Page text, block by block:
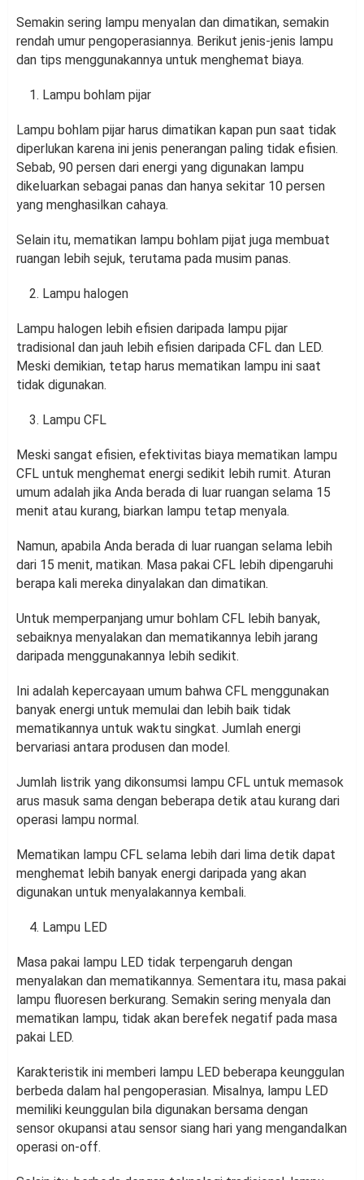
Semakin sering lampu menyalan dan dimatikan, semakin
rendah umur pengoperasiannya. Berikut jenis-jenis lampu
dan tips menggunakannya untuk menghemat biaya.
Lampu bohlam pijar
Lampu bohlam pijar harus dimatikan kapan pun saat tidak
diperlukan karena ini jenis penerangan paling tidak efisien.
Sebab, 90 persen dari energi yang digunakan lampu
dikeluarkan sebagai panas dan hanya sekitar 10 persen
yang menghasilkan cahaya.
Selain itu, mematikan lampu bohlam pijat juga membuat
ruangan lebih sejuk, terutama pada musim panas.
Lampu halogen
Lampu halogen lebih efisien daripada lampu pijar
tradisional dan jauh lebih efisien daripada CFL dan LED.
Meski demikian, tetap harus mematikan lampu ini saat
tidak digunakan.
Lampu CFL
Meski sangat efisien, efektivitas biaya mematikan lampu
CFL untuk menghemat energi sedikit lebih rumit. Aturan
umum adalah jika Anda berada di luar ruangan selama 15
menit atau kurang, biarkan lampu tetap menyala.
Namun, apabila Anda berada di luar ruangan selama lebih
dari 15 menit, matikan. Masa pakai CFL lebih dipengaruhi
berapa kali mereka dinyalakan dan dimatikan.
Untuk memperpanjang umur bohlam CFL lebih banyak,
sebaiknya menyalakan dan mematikannya lebih jarang
daripada menggunakannya lebih sedikit.
Ini adalah kepercayaan umum bahwa CFL menggunakan
banyak energi untuk memulai dan lebih baik tidak
mematikannya untuk waktu singkat. Jumlah energi
bervariasi antara produsen dan model.
Jumlah listrik yang dikonsumsi lampu CFL untuk memasok
arus masuk sama dengan beberapa detik atau kurang dari
operasi lampu normal.
Mematikan lampu CFL selama lebih dari lima detik dapat
menghemat lebih banyak energi daripada yang akan
digunakan untuk menyalakannya kembali.
Lampu LED
Masa pakai lampu LED tidak terpengaruh dengan
menyalakan dan mematikannya. Sementara itu, masa pakai
lampu fluoresen berkurang. Semakin sering menyala dan
mematikan lampu, tidak akan berefek negatif pada masa
pakai LED.
Karakteristik ini memberi lampu LED beberapa keunggulan
berbeda dalam hal pengoperasian. Misalnya, lampu LED
memiliki keunggulan bila digunakan bersama dengan
sensor okupansi atau sensor siang hari yang mengandalkan
operasi on-off.